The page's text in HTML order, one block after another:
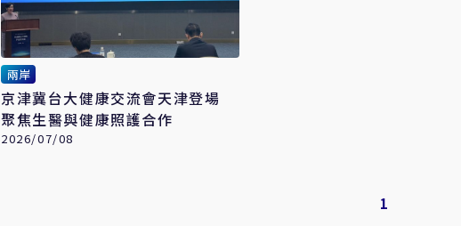
兩岸
京津冀台大健康交流會天津登場
聚焦生醫與健康照護合作
2026/07/08
1